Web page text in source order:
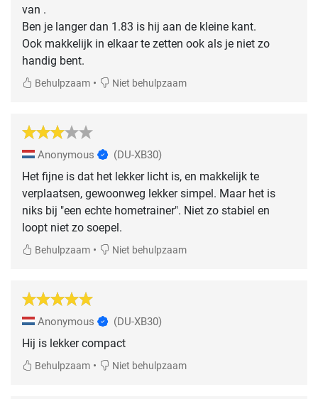
van .
Ben je langer dan 1.83 is hij aan de kleine kant.
Ook makkelijk in elkaar te zetten ook als je niet zo
handig bent.
Behulpzaam • Niet behulpzaam
Anonymous (DU-XB30)
Het fijne is dat het lekker licht is, en makkelijk te
verplaatsen, gewoonweg lekker simpel. Maar het is
niks bij "een echte hometrainer". Niet zo stabiel en
loopt niet zo soepel.
Behulpzaam • Niet behulpzaam
Anonymous (DU-XB30)
Hij is lekker compact
Behulpzaam • Niet behulpzaam